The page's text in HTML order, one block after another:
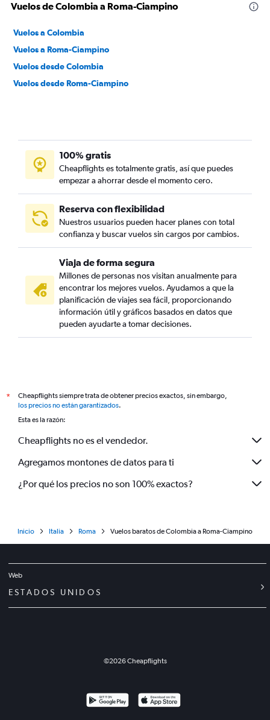
Vuelos de Colombia a Roma-Ciampino
Vuelos a Colombia
Vuelos a Roma-Ciampino
Vuelos desde Colombia
Vuelos desde Roma-Ciampino
100% gratis
Cheapflights es totalmente gratis, así que puedes
empezar a ahorrar desde el momento cero.
Reserva con flexibilidad
Nuestros usuarios pueden hacer planes con total
confianza y buscar vuelos sin cargos por cambios.
Viaja de forma segura
Millones de personas nos visitan anualmente para
encontrar los mejores vuelos. Ayudamos a que la
planificación de viajes sea fácil, proporcionando
información útil y gráficos basados en datos que
pueden ayudarte a tomar decisiones.
*
Cheapflights siempre trata de obtener precios exactos, sin embargo,
los precios no están garantizados.
Esta es la razón:
Cheapflights no es el vendedor.
Agregamos montones de datos para ti
¿Por qué los precios no son 100% exactos?
Inicio Italia Roma Vuelos baratos de Colombia a Roma-Ciampino
Web
ESTADOS UNIDOS
©2026Cheapflights